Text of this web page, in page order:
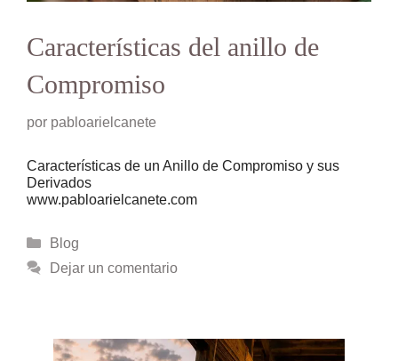
Características del anillo de
Compromiso
por pabloarielcanete
Características de un Anillo de Compromiso y sus
Derivados
www.pabloarielcanete.com
Categorías
Blog
Dejar un comentario